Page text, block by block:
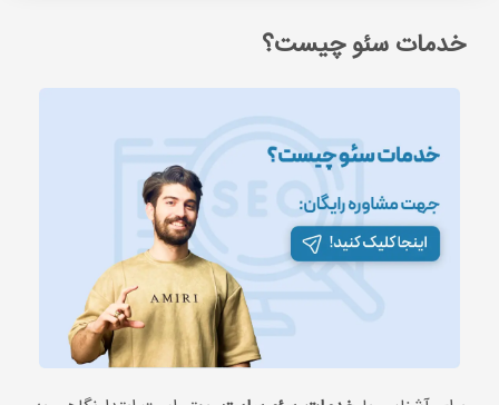
مفهوم آن داشته باشیم. به زبان ساده،
عبارتSearch Engine Optimization و به معنی
بهینه‌سازی موتور جستجو ترجمه می‌شود. در واقع، به مجموعه
اقداماتی گفته می‌شود که با هدف افزایش رتبه و بازدید یک
وب‌سایت در نتایج جستجوگرها، به خصوص گوگل انجام